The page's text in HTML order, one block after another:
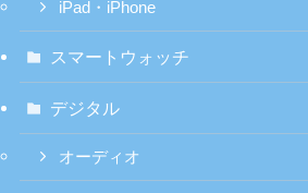
iPad・iPhone
スマートウォッチ
デジタル
オーディオ